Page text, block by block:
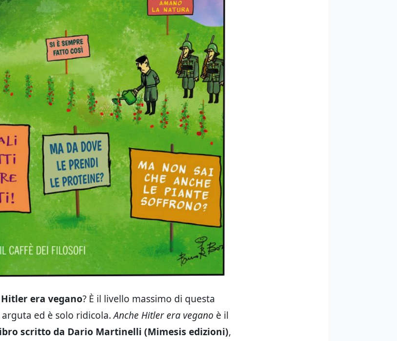
era vegano? È il livello massimo di questa
ed è solo ridicola.Anche Hitler era vegano è il
scritto da Dario Martinelli (Mimesis edizioni),